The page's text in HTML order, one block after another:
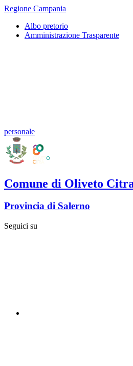
Regione Campania
Albo pretorio
Amministrazione Trasparente
personale
Comune di Oliveto
Provincia di Salerno
Seguici su